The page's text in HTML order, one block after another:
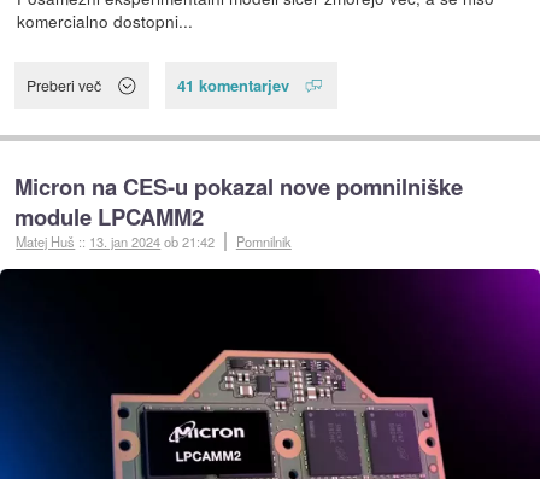
komercialno dostopni...
Preberi več 41 komentarjev
Micron na CES-u pokazal nove pomnilniške
module LPCAMM2
Matej Huš :: 13. jan 2024ob 21:42 Pomnilnik